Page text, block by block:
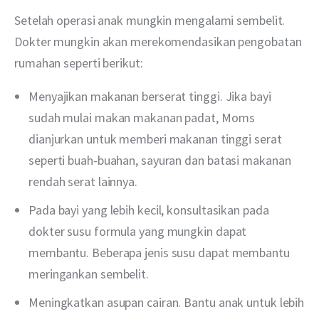
Setelah operasi anak mungkin mengalami sembelit.
Dokter mungkin akan merekomendasikan pengobatan
rumahan seperti berikut:
Menyajikan makanan berserat tinggi. Jika bayi
sudah mulai makan makanan padat, Moms
dianjurkan untuk memberi makanan tinggi serat
seperti buah-buahan, sayuran dan batasi makanan
rendah serat lainnya.
Pada bayi yang lebih kecil, konsultasikan pada
dokter susu formula yang mungkin dapat
membantu. Beberapa jenis susu dapat membantu
meringankan sembelit.
Meningkatkan asupan cairan. Bantu anak untuk lebih